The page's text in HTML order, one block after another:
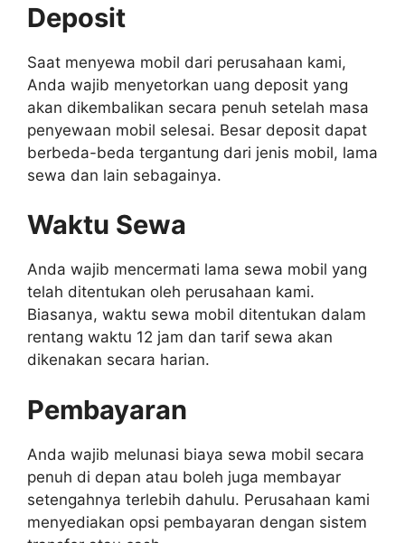
Deposit
Saat menyewa mobil dari perusahaan kami,
Anda wajib menyetorkan uang deposit yang
akan dikembalikan secara penuh setelah masa
penyewaan mobil selesai. Besar deposit dapat
berbeda-beda tergantung dari jenis mobil, lama
sewa dan lain sebagainya.
Waktu Sewa
Anda wajib mencermati lama sewa mobil yang
telah ditentukan oleh perusahaan kami.
Biasanya, waktu sewa mobil ditentukan dalam
rentang waktu 12 jam dan tarif sewa akan
dikenakan secara harian.
Pembayaran
Anda wajib melunasi biaya sewa mobil secara
penuh di depan atau boleh juga membayar
setengahnya terlebih dahulu. Perusahaan kami
menyediakan opsi pembayaran dengan sistem